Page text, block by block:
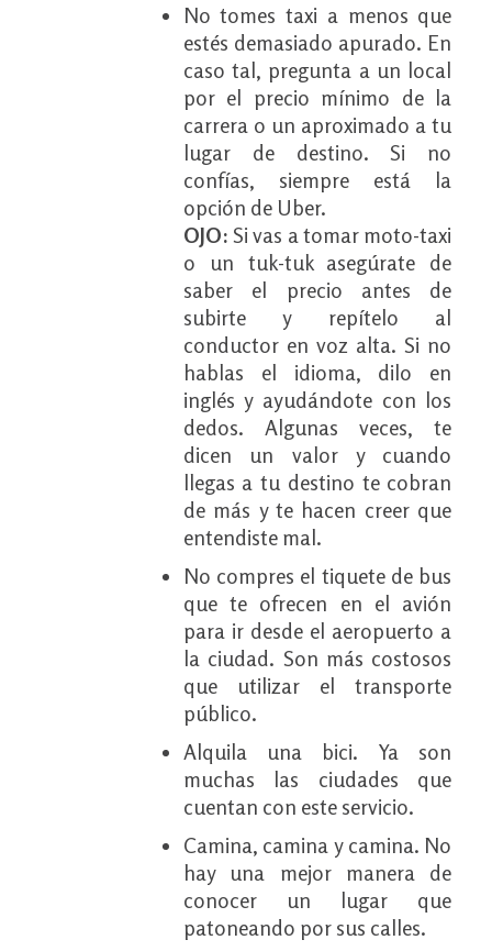
No tomes taxi a menos que
estés demasiado apurado. En
caso tal, pregunta a un local
por el precio mínimo de la
carrera o un aproximado a tu
lugar de destino. Si no
confías, siempre está la
opción de Uber.
OJO: Si vas a tomar moto-taxi
o un tuk-tuk asegúrate de
saber el precio antes de
subirte y repítelo al
conductor en voz alta. Si no
hablas el idioma, dilo en
inglés y ayudándote con los
dedos. Algunas veces, te
dicen un valor y cuando
llegas a tu destino te cobran
de más y te hacen creer que
entendiste mal.
No compres el tiquete de bus
que te ofrecen en el avión
para ir desde el aeropuerto a
la ciudad. Son más costosos
que utilizar el transporte
público.
Alquila una bici. Ya son
muchas las ciudades que
cuentan con este servicio.
Camina, camina y camina. No
hay una mejor manera de
conocer un lugar que
patoneando por sus calles.